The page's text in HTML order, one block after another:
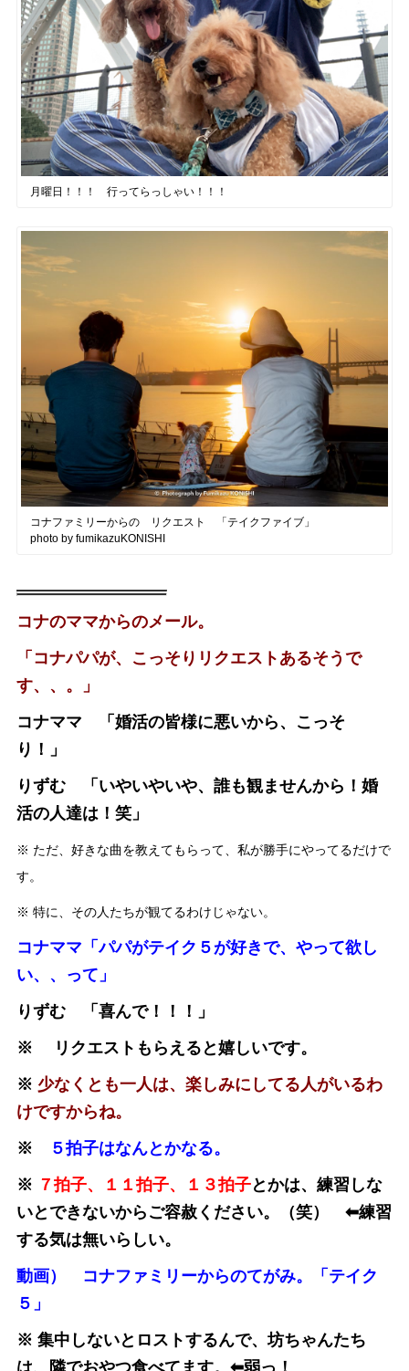
月曜日！！！ 行ってらっしゃい！！！
コナファミリーからの リクエスト 「テイクファイブ」
photo by fumikazuKONISHI
コナのママからのメール。
「コナパパが、こっそりリクエストあるそうで
す、、。」
コナママ 「婚活の皆様に悪いから、こっそ
り！」
りずむ 「いやいやいや、誰も観ませんから！婚
活の人達は！笑」
※ ただ、好きな曲を教えてもらって、私が勝手にやってるだけで
す。
※ 特に、その人たちが観てるわけじゃない。
コナママ「パパがテイク５が好きで、やって欲し
い、、って」
りずむ 「喜んで！！！」
※ リクエストもらえると嬉しいです。
※ 少なくとも一人は、楽しみにしてる人がいるわ
けですからね。
※ ５拍子はなんとかなる。
※ ７拍子、１１拍子、１３拍子とかは、練習しな
いとできないからご容赦ください。（笑） ⬅︎練習
する気は無いらしい。
動画） コナファミリーからのてがみ。「テイク
５」
※ 集中しないとロストするんで、坊ちゃんたち
は、隣でおやつ食べてます。⬅︎弱っ！